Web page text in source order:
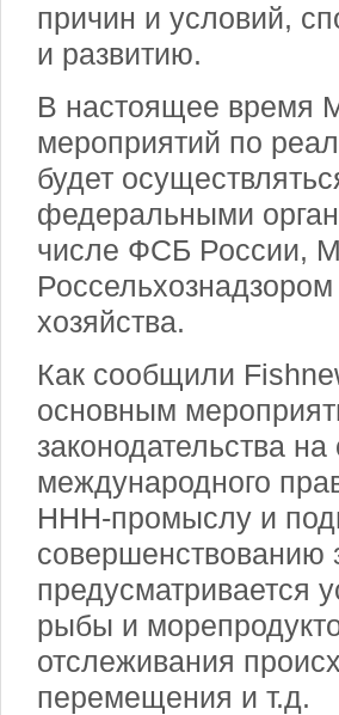
причин и условий,
и развитию.
В настоящее время
мероприятий по
будет
федеральными
числе ФСБ России,
хозяйства.
Как сообщили
основным
законодательства
международного
ННН-промыслу и
совершенствованию
предусматривается
рыбы и
отслеживания
перемещения и т.д.